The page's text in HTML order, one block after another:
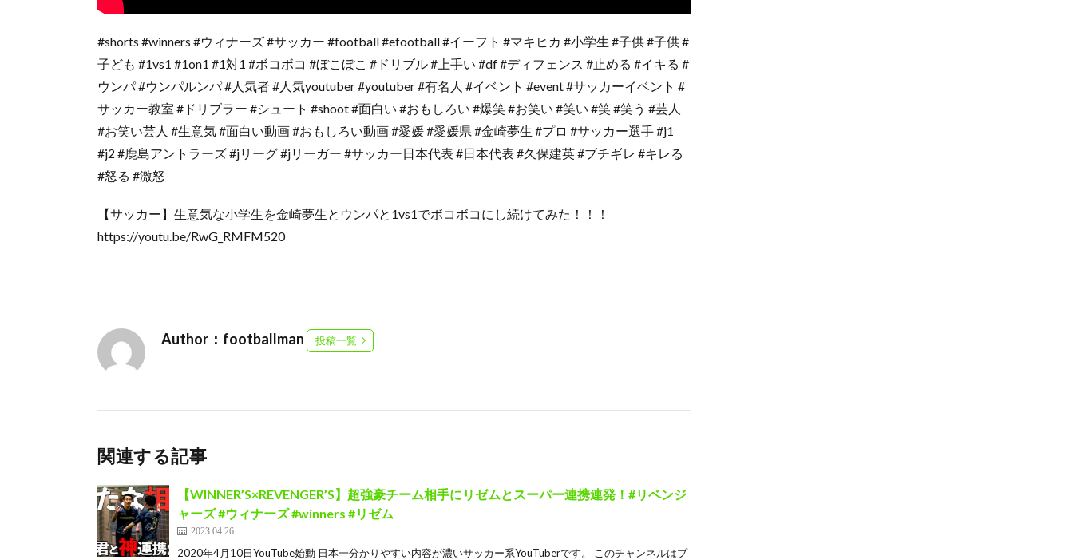
#shorts #winners #ウィナーズ #サッカー #football #efootball #イーフト #マキヒカ #小学生 #子供 #子供 #
子ども #1vs1 #1on1 #1対1 #ボコボコ #ぼこぼこ #ドリブル #上手い #df #ディフェンス #止める #イキる #
ウンパ #ウンパルンパ #人気者 #人気youtuber #youtuber #有名人 #イベント #event #サッカーイベント #
サッカー教室 #ドリブラー #シュート #shoot #面白い #おもしろい #爆笑 #お笑い #笑い #笑 #笑う #芸人
#お笑い芸人 #生意気 #面白い動画 #おもしろい動画 #愛媛 #愛媛県 #金崎夢生 #プロ #サッカー選手 #j1
#j2 #鹿島アントラーズ #jリーグ #jリーガー #サッカー日本代表 #日本代表 #久保建英 #ブチギレ #キレる
#怒る #激怒
【サッカー】生意気な小学生を金崎夢生とウンパと1vs1でボコボコにし続けてみた！！！
https://youtu.be/RwG_RMFM520
Author：footballman 投稿一覧
関連する記事
【WINNER’S×REVENGER’S】超強豪チーム相手にリゼムとスーパー連携連発！#リベンジ
ャーズ #ウィナーズ #winners #リゼム
2023.04.26
2020年4月10日YouTube始動 日本一分かりやすい内容が濃いサッカー系YouTuberです。 このチャンネルはプ